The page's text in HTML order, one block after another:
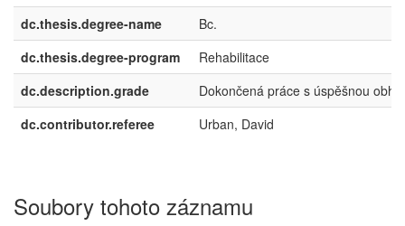
dc.thesis.degree-name
Bc.
dc.thesis.degree-program
Rehabilitace
dc.description.grade
Dokončená práce s úspěšnou
dc.contributor.referee
Urban, David
Soubory tohoto záznamu